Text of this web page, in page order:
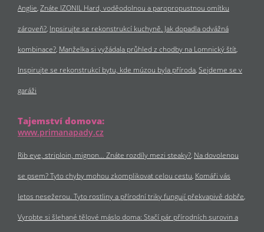
Anglie Znáte IZONIL Hard, voděodolnou a paropropustnou omítku
zároveň? Inpsirujte se rekonstrukcí kuchyně. Jak dopadla odvážná
kombinace? Manželka si vyžádala průhled z chodby na Lomnický štít
Inspirujte se rekonstrukcí bytu, kde múzou byla příroda Sejdeme se v
garáži
Tajemství domova:
www.primanapady.cz
Rib eye, striploin, mignon… Znáte rozdíly mezi steaky? Na dovolenou
se psem? Tyto chyby mohou zkomplikovat celou cestu Komáři vás
letos nesežerou. Tyto rostliny a přírodní triky fungují překvapivě dobře
Vyrobte si šlehané tělové máslo doma: Stačí pár přírodních surovin a